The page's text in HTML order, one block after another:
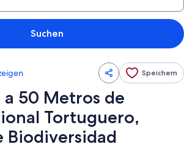
Suchen
Speichern
a 50 Metros de
Tortuguero,
Biodiversidad